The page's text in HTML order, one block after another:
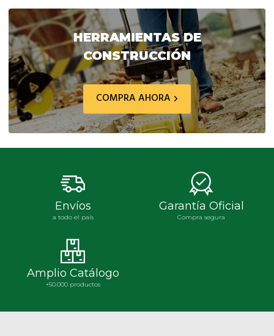
era:
$ 134.861,30.
es:
$ 121.375,00.
era:
$ 8.850,90.
es:
$
HERRAMIENTAS DE
CONSTRUCCIÓN
COMPRA AHORA
Envíos
a todo el país
Garantía Oficial
Compra segura
Amplio Catálogo
+50.000 productos